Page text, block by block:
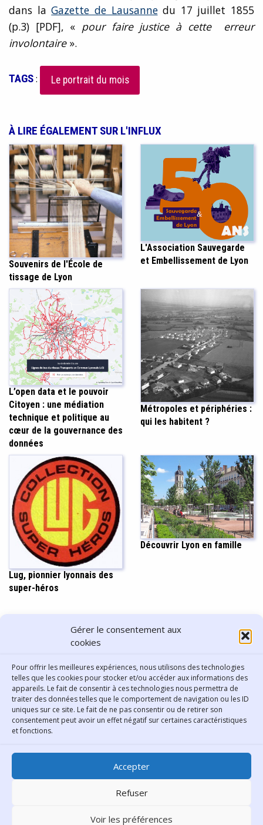
Gérer le consentement aux
cookies
Pour offrir les meilleures expériences, nous utilisons des technologies
telles que les cookies pour stocker et/ou accéder aux informations des
appareils. Le fait de consentir à ces technologies nous permettra de
traiter des données telles que le comportement de navigation ou les ID
uniques sur ce site. Le fait de ne pas consentir ou de retirer son
consentement peut avoir un effet négatif sur certaines caractéristiques
et fonctions.
Accepter
Refuser
Voir les préférences
dans laGazette de Lausannedu 17 juillet 1855
(p.3) [PDF], « pour faire justice à cette erreur
involontaire ».
TAGS: Le portrait du mois
À LIRE ÉGALEMENT SUR L'INFLUX
Souvenirs de l'École de
tissage de Lyon
L'Association Sauvegarde
et Embellissement de Lyon
L’open data et le pouvoir
Citoyen : une médiation
technique et politique au
cœur de la gouvernance des
données
Métropoles et périphéries :
qui les habitent ?
Lug, pionnier lyonnais des
super-héros
Découvrir Lyon en famille
PARTAGER CET ARTICLE
Bibliothèque municipale de
Lyon
30 Boulevard Vivier-Merle